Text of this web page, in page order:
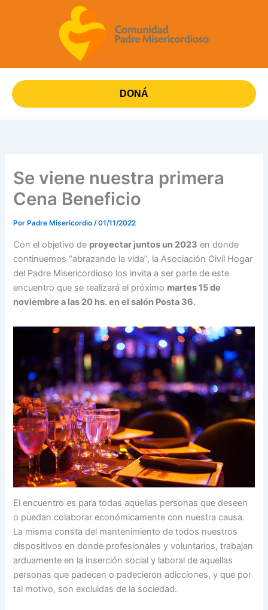
DONÁ
Se viene nuestra primera
Cena Beneficio
Por Padre Misericordio/01/11/2022
Con el objetivo de proyectar juntos un 2023 en donde
continuemos “abrazando la vida”, la Asociación Civil Hogar
del Padre Misericordioso los invita a ser parte de este
encuentro que se realizará el próximo martes 15 de
noviembre a las 20 hs. en el salón Posta 36.
El encuentro es para todas aquellas personas que deseen
o puedan colaborar económicamente con nuestra causa.
La misma consta del mantenimiento de todos nuestros
dispositivos en donde profesionales y voluntarios, trabajan
arduamente en la inserción social y laboral de aquellas
personas que padecen o padecieron adicciones, y que por
tal motivo, son excluidas de la sociedad.